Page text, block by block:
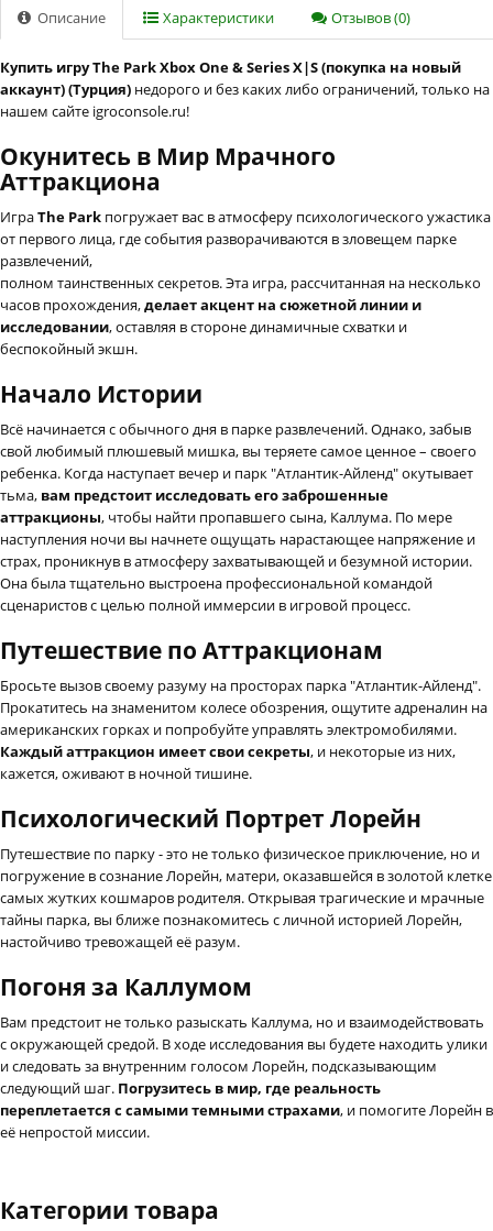
Описание Характеристики Отзывов (0)
Купить игру The Park Xbox One & Series X|S (покупка на новый
аккаунт) (Турция) недорого и без каких либо ограничений, только на
нашем сайте igroconsole.ru!
Окунитесь в Мир Мрачного
Аттракциона
ИграThe Park погружает вас в атмосферу психологического ужастика
от первого лица, где события разворачиваются в зловещем парке
развлечений,
полном таинственных секретов. Эта игра, рассчитанная на несколько
часов прохождения,делает акцент на сюжетной линии и
исследовании, оставляя в стороне динамичные схватки и
беспокойный экшн.
Начало Истории
Всё начинается с обычного дня в парке развлечений. Однако, забыв
свой любимый плюшевый мишка, вы теряете самое ценное – своего
ребенка. Когда наступает вечер и парк "Атлантик-Айленд" окутывает
тьма, вам предстоит исследовать его заброшенные
аттракционы, чтобы найти пропавшего сына, Каллума. По мере
наступления ночи вы начнете ощущать нарастающее напряжение и
страх, проникнув в атмосферу захватывающей и безумной истории.
Она была тщательно выстроена профессиональной командой
сценаристов с целью полной иммерсии в игровой процесс.
Путешествие по Аттракционам
Бросьте вызов своему разуму на просторах парка "Атлантик-Айленд".
Прокатитесь на знаменитом колесе обозрения, ощутите адреналин на
американских горках и попробуйте управлять электромобилями.
Каждый аттракцион имеет свои секреты, и некоторые из них,
кажется, оживают в ночной тишине.
Психологический Портрет Лорейн
Путешествие по парку - это не только физическое приключение, но и
погружение в сознание Лорейн, матери, оказавшейся в золотой клетке
самых жутких кошмаров родителя. Открывая трагические и мрачные
тайны парка, вы ближе познакомитесь с личной историей Лорейн,
настойчиво тревожащей её разум.
Погоня за Каллумом
Вам предстоит не только разыскать Каллума, но и взаимодействовать
с окружающей средой. В ходе исследования вы будете находить улики
и следовать за внутренним голосом Лорейн, подсказывающим
следующий шаг. Погрузитесь в мир, где реальность
переплетается с самыми темными страхами, и помогите Лорейн в
её непростой миссии.
Категории товара